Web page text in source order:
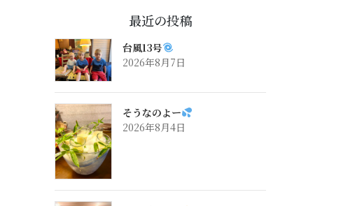
最近の投稿
台風13号
2026年8月7日
そうなのよー
2026年8月4日